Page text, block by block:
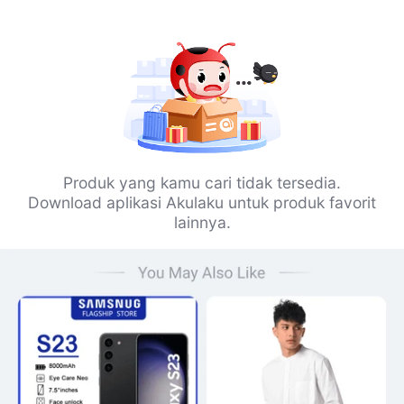
Produk yang kamu cari tidak tersedia.
Download aplikasi Akulaku untuk produk favorit
lainnya.